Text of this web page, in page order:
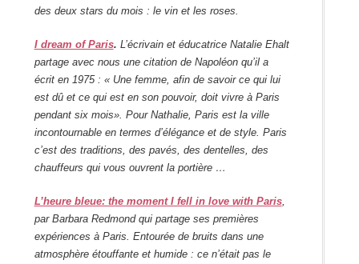
des deux stars du mois : le vin et les roses.
I dream of Paris. L’écrivain et éducatrice Natalie Ehalt
partage avec nous une citation de Napoléon qu’il a
écrit en 1975 : « Une femme, afin de savoir ce qui lui
est dû et ce qui est en son pouvoir, doit vivre à Paris
pendant six mois». Pour Nathalie, Paris est la ville
incontournable en termes d’élégance et de style. Paris
c’est des traditions, des pavés, des dentelles, des
chauffeurs qui vous ouvrent la portière …
L’heure bleue: the moment I fell in love with Paris,
par Barbara Redmond qui partage ses premières
expériences à Paris. Entourée de bruits dans une
atmosphère étouffante et humide : ce n’était pas le